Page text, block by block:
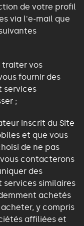
de votre profil
via l'e-mail que
traiter vos
fournir des
services
;
inscrit du Site
et que vous
de ne pas
contacterons
des
services similaires
achetés
y compris
affiliées et